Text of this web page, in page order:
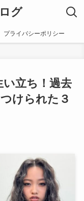
グ
プライバシーポリシー
い立ち！過去
けられた３